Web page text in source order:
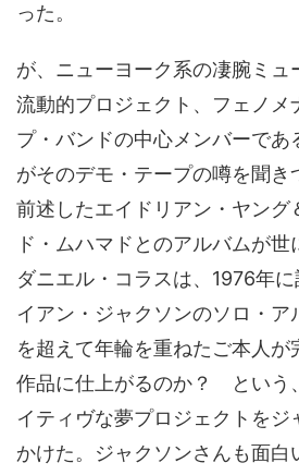
った。
が、ニューヨーク系の凄腕ミュ
流動的プロジェクト、フェノメ
プ・バンドの中心メンバーであ
がそのデモ・テープの噂を聞き
前述したエイドリアン・ヤング
ド・ムハマドとのアルバムが世
ダニエル・コラスは、1976年
イアン・ジャクソンのソロ・
を超えて年輪を重ねたご本人が
作品に仕上がるのか？ という
イティヴな夢プロジェクトをジ
かけた。ジャクソンさんも面白